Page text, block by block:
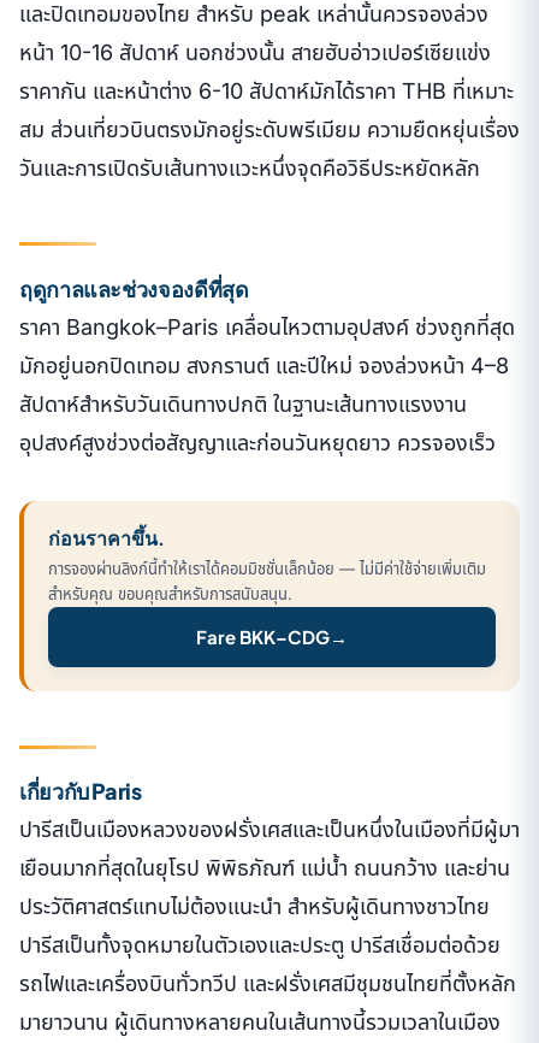
และปิดเทอมของไทย สำหรับ peak เหล่านั้นควรจองล่วง
หน้า 10-16 สัปดาห์ นอกช่วงนั้น สายฮับอ่าวเปอร์เซียแข่ง
ราคากัน และหน้าต่าง 6-10 สัปดาห์มักได้ราคา THB ที่เหมาะ
สม ส่วนเที่ยวบินตรงมักอยู่ระดับพรีเมียม ความยืดหยุ่นเรื่อง
วันและการเปิดรับเส้นทางแวะหนึ่งจุดคือวิธีประหยัดหลัก
ฤดูกาลและช่วงจองดีที่สุด
ราคา Bangkok–Paris เคลื่อนไหวตามอุปสงค์ ช่วงถูกที่สุด
มักอยู่นอกปิดเทอม สงกรานต์ และปีใหม่ จองล่วงหน้า 4–8
สัปดาห์สำหรับวันเดินทางปกติ ในฐานะเส้นทางแรงงาน
อุปสงค์สูงช่วงต่อสัญญาและก่อนวันหยุดยาว ควรจองเร็ว
ก่อนราคาขึ้น.
การจองผ่านลิงก์นี้ทำให้เราได้คอมมิชชั่นเล็กน้อย — ไม่มีค่าใช้จ่ายเพิ่มเติม
สำหรับคุณ ขอบคุณสำหรับการสนับสนุน.
Fare BKK–CDG→
เกี่ยวกับ Paris
ปารีสเป็นเมืองหลวงของฝรั่งเศสและเป็นหนึ่งในเมืองที่มีผู้มา
เยือนมากที่สุดในยุโรป พิพิธภัณฑ์ แม่น้ำ ถนนกว้าง และย่าน
ประวัติศาสตร์แทบไม่ต้องแนะนำ สำหรับผู้เดินทางชาวไทย
ปารีสเป็นทั้งจุดหมายในตัวเองและประตู ปารีสเชื่อมต่อด้วย
รถไฟและเครื่องบินทั่วทวีป และฝรั่งเศสมีชุมชนไทยที่ตั้งหลัก
มายาวนาน ผู้เดินทางหลายคนในเส้นทางนี้รวมเวลาในเมือง